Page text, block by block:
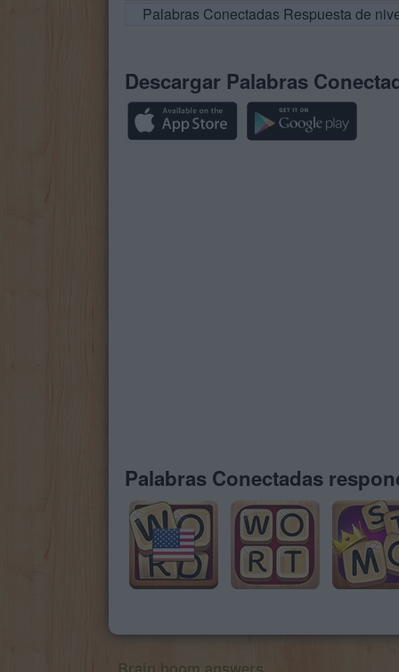
Palabras Conectadas Respuesta de
Descargar Palabras
Palabras Conectadas